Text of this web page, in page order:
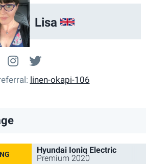
Lisa
GB
IoniqLisa@IoniqLisa
linen-okapi-106
Hyundai Ioniq Electric
Premium 2020